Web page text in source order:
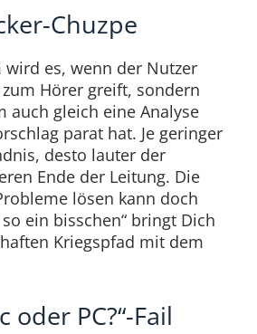
Chuzpe
es, wenn der Nutzer
Hörer greift, sondern
auch gleich eine Analyse
parat hat. Je geringer
desto lauter der
Ende der Leitung. Die
lösen kann doch
ein bisschen“ bringt Dich
Kriegspfad mit dem
oder PC?“-Fail